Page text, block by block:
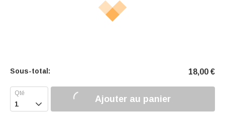
Sous-total: 18,00 €
 Ajouter au panier